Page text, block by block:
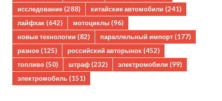
исследование (288) китайские автомобили (241)
лайфхак (642) мотоциклы (96)
новые технологии (82) параллельный импорт (177)
разное (125) российский авторынок (452)
топливо (50) штраф (232) электромобили (99)
электромобиль (151)